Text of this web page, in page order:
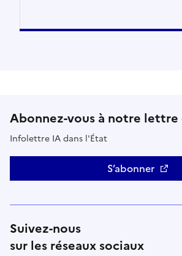
Abonnez-vous à notre lettre
Infolettre IA dans l'État
S’abonner
Suivez-nous
sur les réseaux sociaux